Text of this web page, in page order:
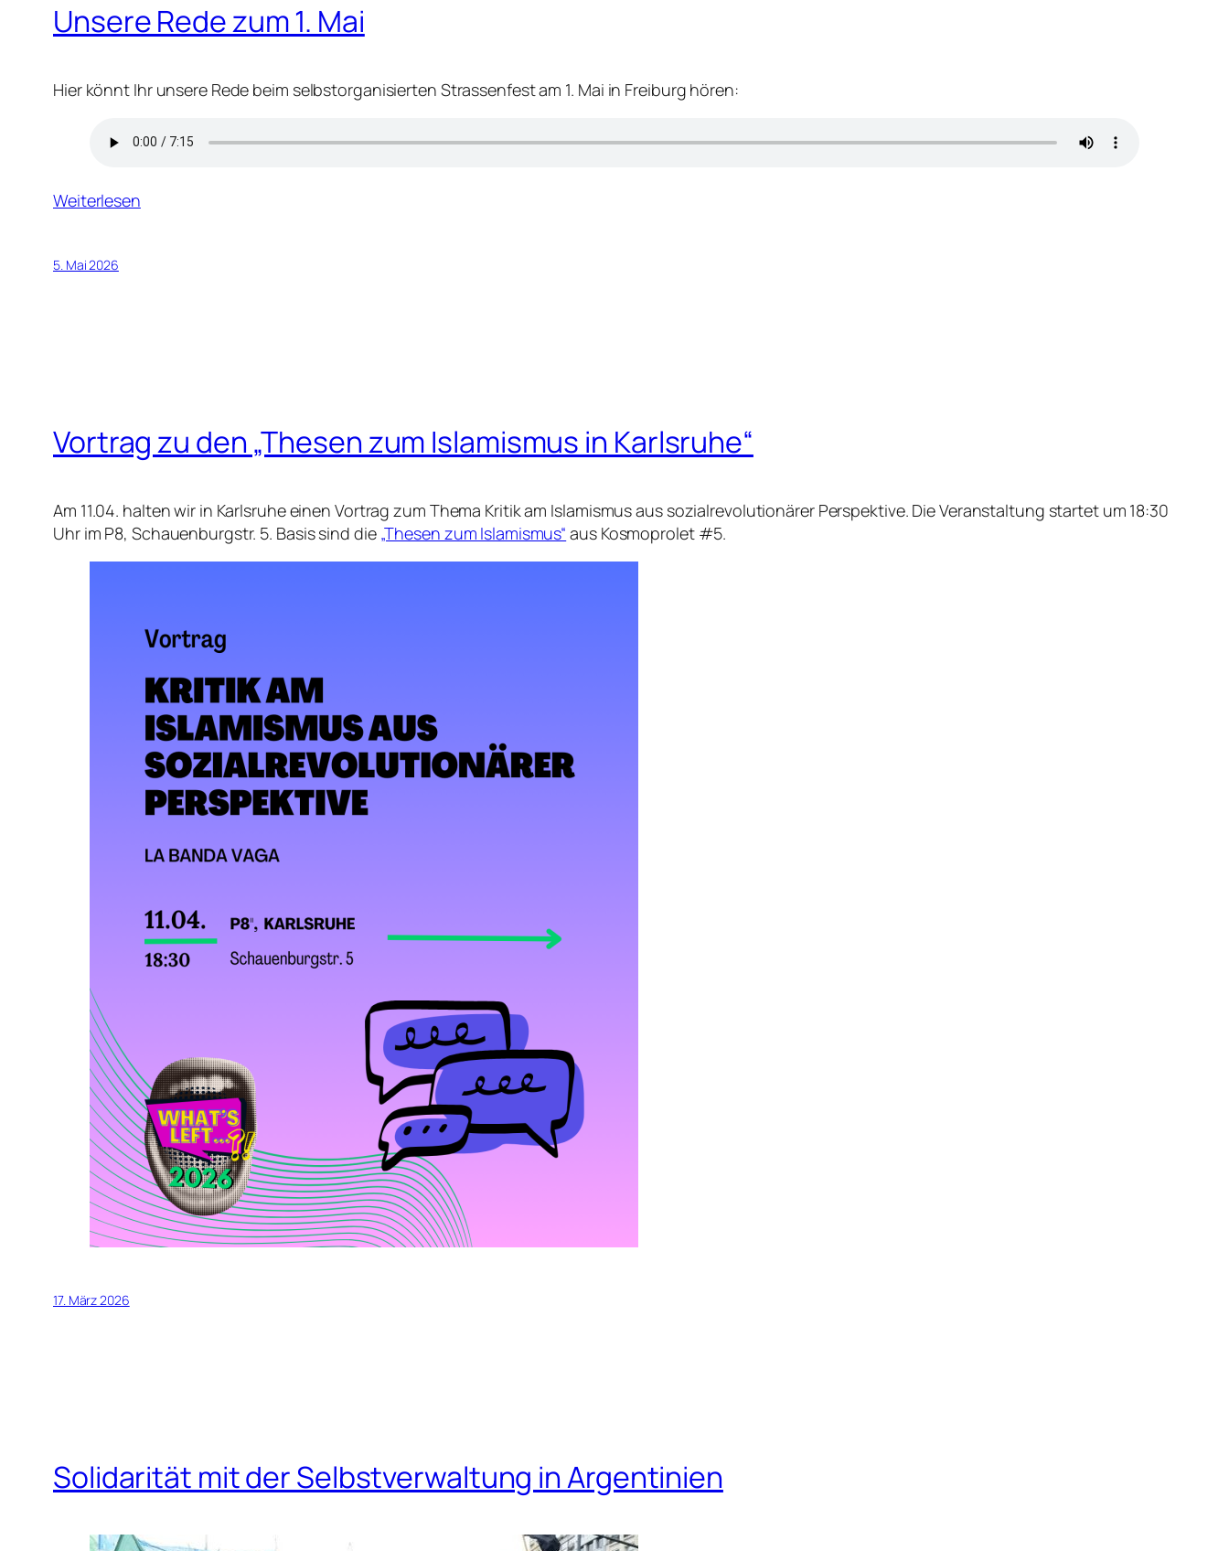
Unsere Rede zum 1. Mai
Hier könnt Ihr unsere Rede beim selbstorganisierten Strassenfest am 1. Mai in Freiburg hören:
Weiterlesen
5. Mai 2026
Vortrag zu den „Thesen zum Islamismus in Karlsruhe“
Am 11.04. halten wir in Karlsruhe einen Vortrag zum Thema Kritik am Islamismus aus sozialrevolutionärer Perspektive. Die Veranstaltung startet um 18:30
Uhr im P8, Schauenburgstr. 5. Basis sind die „Thesen zum Islamismus“ aus Kosmoprolet #5.
17. März 2026
Solidarität mit der Selbstverwaltung in Argentinien